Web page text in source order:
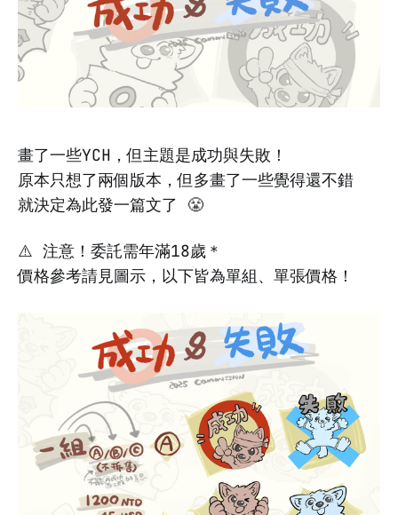
畫了一些YCH，但主題是成功與失敗！
原本只想了兩個版本，但多畫了一些覺得還不錯
就決定為此發一篇文了 😤
⚠️ 注意！委託需年滿18歲＊
價格參考請見圖示，以下皆為單組、單張價格！